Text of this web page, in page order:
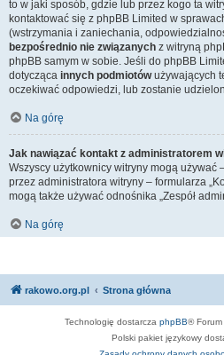
to w jaki sposób, gdzie lub przez kogo ta
kontaktować się z phpBB Limited w
(wstrzymania i zaniechania,
bezpośrednio nie związanych z witryną
phpBB samym w sobie. Jeśli do phpBB
dotycząca innych podmiotówużywających
oczekiwać odpowiedzi, lub zostanie
Na górę
Jak nawiązać kontakt z administratorem
Wszyscy użytkownicy witryny mogą używać
przez administratora witryny – formularza
mogą także używać odnośnika „Zespół
Na górę
rakowo.org.pl Strona główna
Technologię dostarcza phpBB®
Polski pakiet językowy